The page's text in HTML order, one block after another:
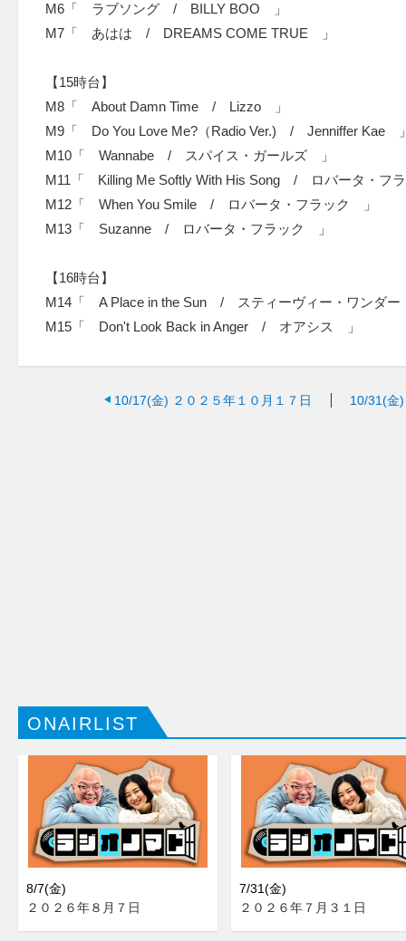
M6「 ラブソング / BILLY BOO 」
M7「 あはは / DREAMS COME TRUE 」
【15時台】
M8「 About Damn Time / Lizzo 」
M9「 Do You Love Me?（Radio Ver.) / Jenniffer
M10「 Wannabe / スパイス・ガールズ 」
M11「 Killing Me Softly With His Song / ロバータ・フ
M12「 When You Smile / ロバータ・フラック 」
M13「 Suzanne / ロバータ・フラック 」
【16時台】
M14「 A Place in the Sun / スティーヴィー・ワン
M15「 Don't Look Back in Anger / オアシス 」
10/17(金) ２０２５年１０月１７日 10/31(金)
ONAIRLIST
8/7(金)
２０２６年８月７日
7/31(金)
２０２６年７月３１日